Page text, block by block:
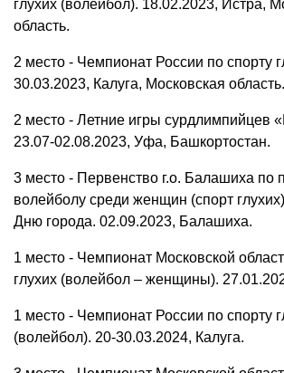
глухих (волейбол). 18.02.2023, Истра,
область.
2 место - Чемпионат России по спорту
30.03.2023, Калуга, Московская область.
2 место - Летние игры сурдлимпийцев
23.07-02.08.2023, Уфа, Башкортостан.
3 место - Первенство г.о. Балашиха по
волейболу среди женщин (спорт
Дню города. 02.09.2023, Балашиха.
1 место - Чемпионат Московской
глухих (волейбол – женщины).
1 место - Чемпионат России по спорту
(волейбол). 20-30.03.2024, Калуга.